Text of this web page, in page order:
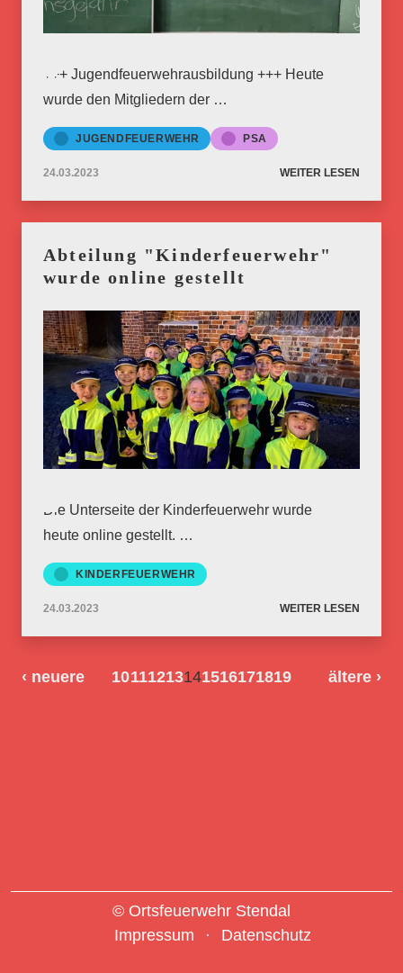
+++ Jugendfeuerwehrausbildung +++ Heute
wurde den Mitgliedern der …
JUGENDFEUERWEHR PSA
24.03.2023 WEITER LESEN
Abteilung "Kinderfeuerwehr"
wurde online gestellt
Die Unterseite der Kinderfeuerwehr wurde
heute online gestellt. …
KINDERFEUERWEHR
24.03.2023 WEITER LESEN
‹ neuere 10111213141516171819 ältere ›
© Ortsfeuerwehr Stendal
Impressum
Datenschutz